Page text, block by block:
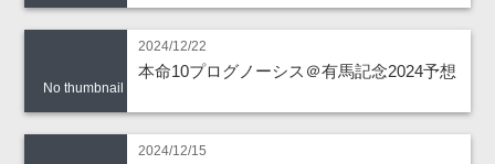
No thumbnail
2024/12/22
本命10プログノーシス＠有馬記念2024予想
2024/12/15